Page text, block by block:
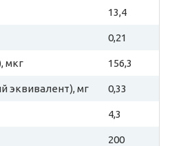
13,4
0,21
мкг 156,3
эквивалент), мг 0,33
4,3
200